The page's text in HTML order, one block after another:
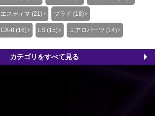
エスティマ (21) プラド (18)
CX-8 (16) LS (15) エアロパーツ (14)
カテゴリをすべて見る